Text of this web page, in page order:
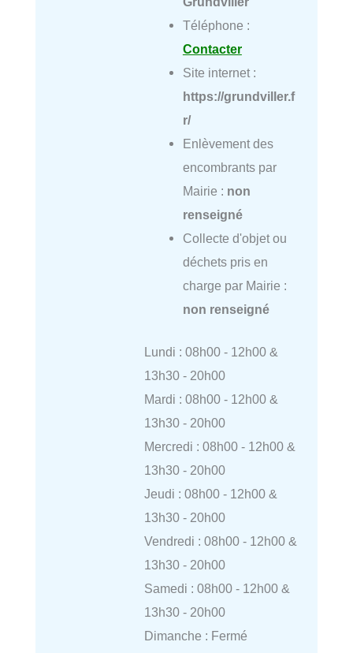
Téléphone :
Contacter
Site internet :
https://grundviller.f
r/
Enlèvement des
encombrants par
Mairie : non
renseigné
Collecte d'objet ou
déchets pris en
charge par Mairie :
non renseigné
Lundi : 08h00 - 12h00 &
13h30 - 20h00
Mardi : 08h00 - 12h00 &
13h30 - 20h00
Mercredi : 08h00 - 12h00 &
13h30 - 20h00
Jeudi : 08h00 - 12h00 &
13h30 - 20h00
Vendredi : 08h00 - 12h00 &
13h30 - 20h00
Samedi : 08h00 - 12h00 &
13h30 - 20h00
Dimanche : Fermé